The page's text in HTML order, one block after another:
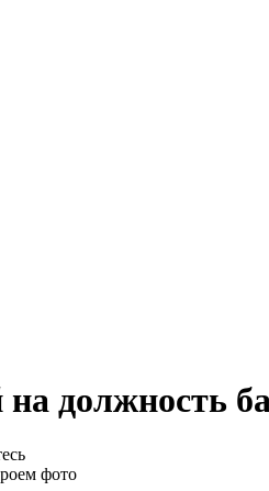
на должность
фото